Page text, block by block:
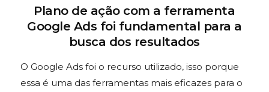
Plano de ação com a ferramenta
Google Ads foi fundamental para a
busca dos resultados
O Google Ads foi o recurso utilizado, isso porque
essa é uma das ferramentas mais eficazes para o